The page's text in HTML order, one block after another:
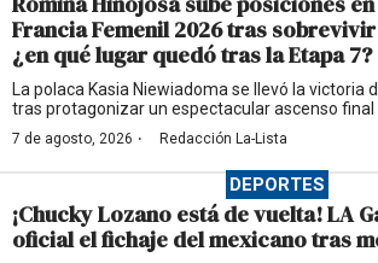
Francia Femenil 2026 tras
¿en qué lugar quedó tras la Etapa 7?
La polaca Kasia Niewiadoma se llevó la victoria
tras protagonizar un espectacular ascenso final
7 de agosto, 2026 · Redacción La-Lista
DEPORTES
¡Chucky Lozano está de vuelta! LA
oficial el fichaje del mexicano tras